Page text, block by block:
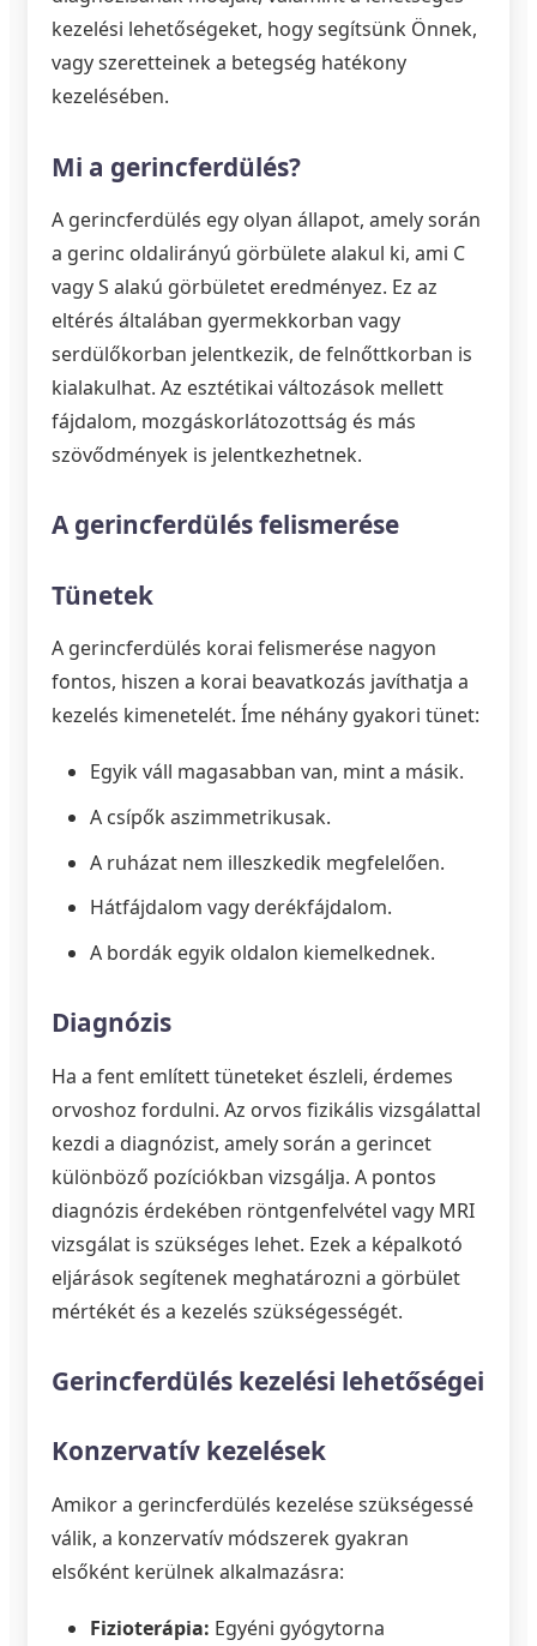
kezelési lehetőségeket, hogy segítsünk Önnek,
vagy szeretteinek a betegség hatékony
kezelésében.
Mi a gerincferdülés?
A gerincferdülés egy olyan állapot, amely során
a gerinc oldalirányú görbülete alakul ki, ami C
vagy S alakú görbületet eredményez. Ez az
eltérés általában gyermekkorban vagy
serdülőkorban jelentkezik, de felnőttkorban is
kialakulhat. Az esztétikai változások mellett
fájdalom, mozgáskorlátozottság és más
szövődmények is jelentkezhetnek.
A gerincferdülés felismerése
Tünetek
A gerincferdülés korai felismerése nagyon
fontos, hiszen a korai beavatkozás javíthatja a
kezelés kimenetelét. Íme néhány gyakori tünet:
Egyik váll magasabban van, mint a másik.
A csípők aszimmetrikusak.
A ruházat nem illeszkedik megfelelően.
Hátfájdalom vagy derékfájdalom.
A bordák egyik oldalon kiemelkednek.
Diagnózis
Ha a fent említett tüneteket észleli, érdemes
orvoshoz fordulni. Az orvos fizikális vizsgálattal
kezdi a diagnózist, amely során a gerincet
különböző pozíciókban vizsgálja. A pontos
diagnózis érdekében röntgenfelvétel vagy MRI
vizsgálat is szükséges lehet. Ezek a képalkotó
eljárások segítenek meghatározni a görbület
mértékét és a kezelés szükségességét.
Gerincferdülés kezelési lehetőségei
Konzervatív kezelések
Amikor a gerincferdülés kezelése szükségessé
válik, a konzervatív módszerek gyakran
elsőként kerülnek alkalmazásra:
Fizioterápia: Egyéni gyógytorna